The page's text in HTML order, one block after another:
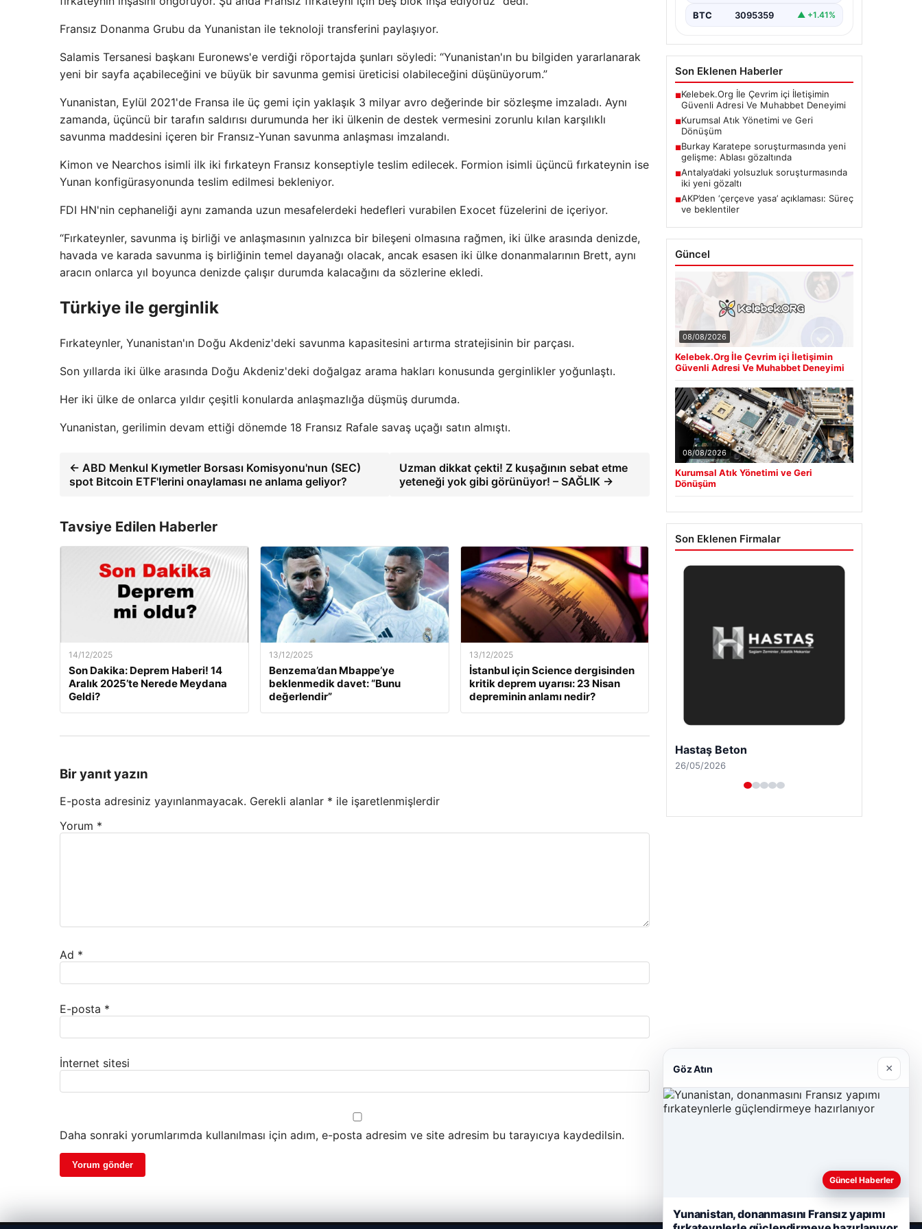
Fransız Donanma Grubu da Yunanistan ile teknoloji transferini paylaşıyor.
Salamis Tersanesi başkanı Euronews'e verdiği röportajda şunları söyledi: “Yunanistan'ın bu bilgiden yararlanarak
yeni bir sayfa açabileceğini ve büyük bir savunma gemisi üreticisi olabileceğini düşünüyorum.”
Yunanistan, Eylül 2021'de Fransa ile üç gemi için yaklaşık 3 milyar avro değerinde bir sözleşme imzaladı. Aynı
zamanda, üçüncü bir tarafın saldırısı durumunda her iki ülkenin de destek vermesini zorunlu kılan karşılıklı
savunma maddesini içeren bir Fransız-Yunan savunma anlaşması imzalandı.
Kimon ve Nearchos isimli ilk iki fırkateyn Fransız konseptiyle teslim edilecek. Formion isimli üçüncü fırkateynin ise
Yunan konfigürasyonunda teslim edilmesi bekleniyor.
FDI HN'nin cephaneliği aynı zamanda uzun mesafelerdeki hedefleri vurabilen Exocet füzelerini de içeriyor.
“Fırkateynler, savunma iş birliği ve anlaşmasının yalnızca bir bileşeni olmasına rağmen, iki ülke arasında denizde,
havada ve karada savunma iş birliğinin temel dayanağı olacak, ancak esasen iki ülke donanmalarının Brett, aynı
aracın onlarca yıl boyunca denizde çalışır durumda kalacağını da sözlerine ekledi.
Türkiye ile gerginlik
Fırkateynler, Yunanistan'ın Doğu Akdeniz'deki savunma kapasitesini artırma stratejisinin bir parçası.
Son yıllarda iki ülke arasında Doğu Akdeniz'deki doğalgaz arama hakları konusunda gerginlikler yoğunlaştı.
Her iki ülke de onlarca yıldır çeşitli konularda anlaşmazlığa düşmüş durumda.
Yunanistan, gerilimin devam ettiği dönemde 18 Fransız Rafale savaş uçağı satın almıştı.
← ABD Menkul Kıymetler Borsası Komisyonu'nun (SEC)
spot Bitcoin ETF'lerini onaylaması ne anlama geliyor?
Uzman dikkat çekti! Z kuşağının sebat etme
yeteneği yok gibi görünüyor! – SAĞLIK →
Tavsiye Edilen Haberler
14/12/2025
Son Dakika: Deprem Haberi! 14
Aralık 2025’te Nerede Meydana
Geldi?
13/12/2025
Benzema’dan Mbappe’ye
beklenmedik davet: “Bunu
değerlendir”
13/12/2025
İstanbul için Science dergisinden
kritik deprem uyarısı: 23 Nisan
depreminin anlamı nedir?
Bir yanıt yazın
E-posta adresiniz yayınlanmayacak. Gerekli alanlar * ile işaretlenmişlerdir
Yorum *
Ad *
E-posta *
İnternet sitesi
Daha sonraki yorumlarımda kullanılması için adım, e-posta adresim ve site adresim bu tarayıcıya kaydedilsin.
BTC 3095359 ▲ +1.41%
Son Eklenen Haberler
■Kelebek.Org İle Çevrim içi İletişimin
Güvenli Adresi Ve Muhabbet Deneyimi
■Kurumsal Atık Yönetimi ve Geri
Dönüşüm
■Burkay Karatepe soruşturmasında yeni
gelişme: Ablası gözaltında
■Antalya’daki yolsuzluk soruşturmasında
iki yeni gözaltı
■AKP’den ‘çerçeve yasa’ açıklaması: Süreç
ve beklentiler
Güncel
08/08/2026
Kelebek.Org İle Çevrim içi İletişimin
Güvenli Adresi Ve Muhabbet Deneyimi
08/08/2026
Kurumsal Atık Yönetimi ve Geri
Dönüşüm
Son Eklenen Firmalar
Enes Kaplan Avukatlık Bürosu
28/04/2026
Göz Atın ×
Güncel Haberler
Yunanistan, donanmasını Fransız yapımı